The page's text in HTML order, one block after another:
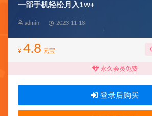
一部手机轻松月入1w+
admin 2023-11-18
¥ 4.8 元宝
永久会员免费
登录后购买